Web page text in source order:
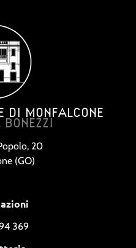
DI MONFALCONE
20
(GO)
369